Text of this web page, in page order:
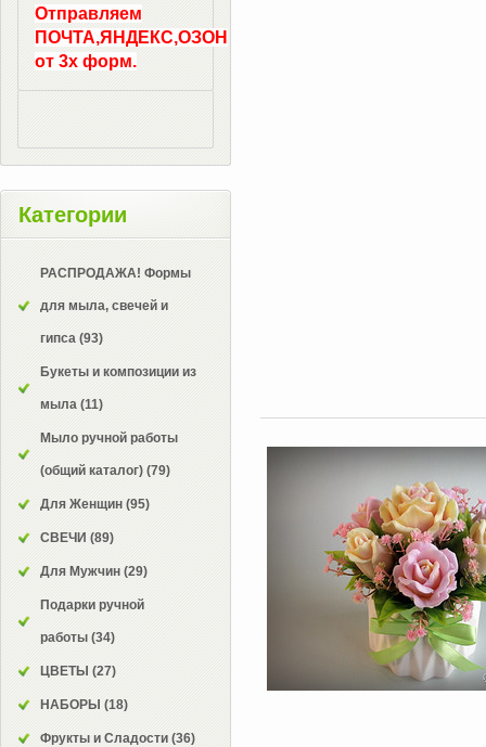
Отправляем
ПОЧТА,ЯНДЕКС,ОЗОН
от 3х форм.
Категории
РАСПРОДАЖА! Формы
для мыла, свечей и
гипса (93)
Букеты и композиции из
мыла (11)
Мыло ручной работы
(общий каталог) (79)
Для Женщин (95)
СВЕЧИ (89)
Для Мужчин (29)
Подарки ручной
работы (34)
ЦВЕТЫ (27)
НАБОРЫ (18)
Фрукты и Сладости (36)